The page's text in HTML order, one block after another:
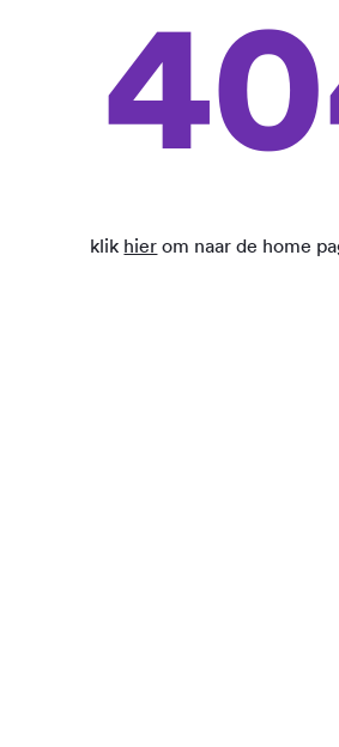
klik hier om naar de home